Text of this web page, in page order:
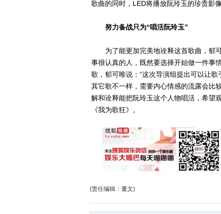
歌曲的同时，LED将播放阮玲玉的珍贵影
努力备战只为“唱活阮玲玉”
为了能更加完美地诠释这首歌曲，郁可
事很认真的人，既然要选择开始做一件事
歌，郁可唯说：“这次导演组提出可以让
其它歌不一样，需要内心情感的流露会比
解和诠释能把阮玲玉这个人物唱活，希望
《我为歌狂》。
(责任编辑：董文)